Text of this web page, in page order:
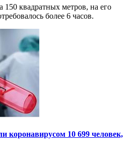
150 квадратных метров, на его
более 6 часов.
коронавирусом 10 699 человек,